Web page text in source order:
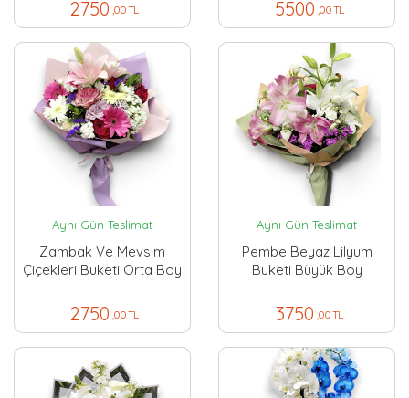
2750 ,00 TL 5500 ,00 TL
Aynı Gün Teslimat
Zambak Ve Mevsim
Çiçekleri Buketi Orta Boy
2750 ,00 TL
Aynı Gün Teslimat
Pembe Beyaz Lilyum
Buketi Büyük Boy
3750 ,00 TL